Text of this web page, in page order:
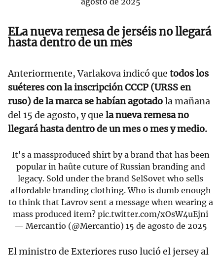
ELa nueva remesa de jerséis no llegará
hasta dentro de un mes
Anteriormente, Varlakova indicó que todos los
suéteres con la inscripción CCCP (URSS en
ruso) de la marca se habían agotadola mañana
del 15 de agosto, y que la nueva remesa no
llegará hasta dentro de un mes o mes y medio.
It's a massproduced shirt by a brand that has been
popular in haûte cuture of Russian branding and
legacy. Sold under the brand SelSovet who sells
affordable branding clothing. Who is dumb enough
to think that Lavrov sent a message when wearing a
mass produced item? pic.twitter.com/xOsW4uEjni
— Mercantio (@Mercantio) 15 de agosto de 2025
El ministro de Exteriores ruso lució el jersey al